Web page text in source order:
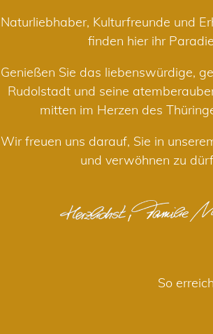
Naturliebhaber, Kulturfreunde und
finden hier ihr
Genießen Sie das liebenswürdige,
Rudolstadt und seine
mitten im Herzen des
Wir freuen uns darauf, Sie in
und verwöhnen zu
So